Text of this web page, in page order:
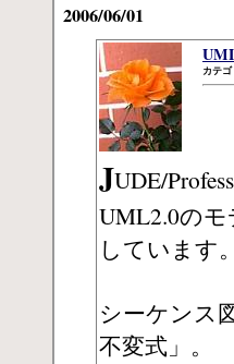
2006/06/01
カテゴ
JUDE/
UML2.0の
しています
シーケンス
不変式」。